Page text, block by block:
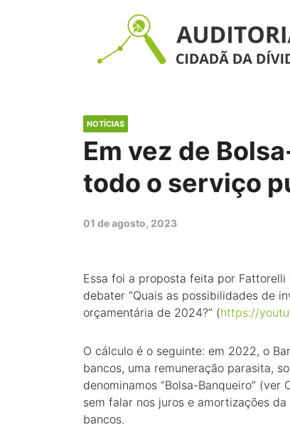
NOTÍCIAS
Em vez de
todo o serviço
01 de agosto, 2023
Essa foi a proposta feita por Fattorelli
debater “Quais as possibilidades de
orçamentária de 2024?” (https://
O cálculo é o seguinte: em 2022, o
bancos, uma remuneração parasita,
denominamos “Bolsa-Banqueiro” (ver
sem falar nos juros e amortizações
bancos.